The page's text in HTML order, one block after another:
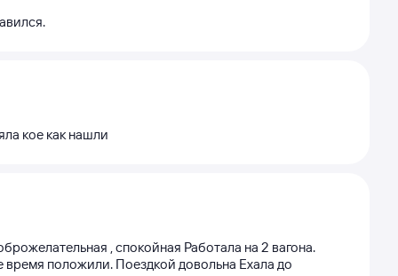
кое как нашли
, спокойная Работала на 2 вагона.
время положили. Поездкой довольна Ехала до